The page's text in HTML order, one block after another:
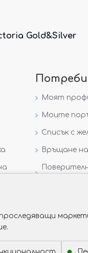
Gold&Silver
Моят
Моите
Списък с
Връщане